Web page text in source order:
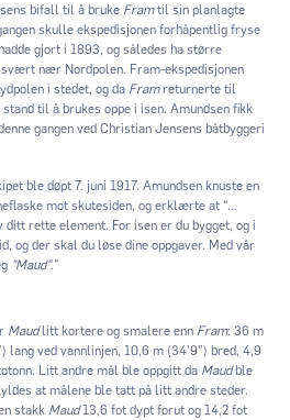
bifall til å bruke Framtil sin planlagte
skulle ekspedisjonen forhåpentlig fryse
gjort i 1893, og således ha større
nær Nordpolen. Fram-ekspedisjonen
i stedet, og da Framreturnerte til
til å brukes oppe i isen. Amundsen fikk
gangen ved Christian Jensens båtbyggeri
ble døpt 7. juni 1917. Amundsen knuste en
mot skutesiden, og erklærte at “…
rette element. For isen er du bygget, og i
og der skal du løse dine oppgaver. Med vår
"Maud"."
Maudlitt kortere og smalere enn Fram: 36 m
lang ved vannlinjen, 10,6 m (34’9”) bred, 4,9
Litt andre mål ble oppgitt da Maudble
at målene ble tatt på litt andre steder.
stakk Maud13,6 fot dypt forut og 14,2 fot